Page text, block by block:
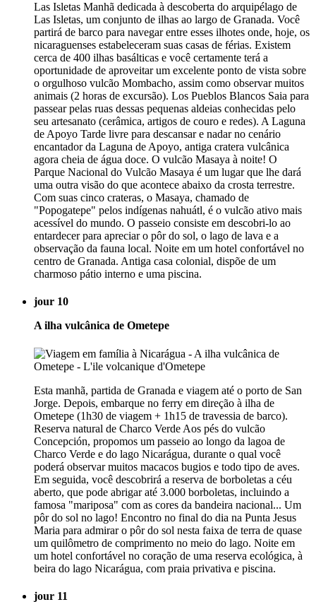
Las Isletas Manhã dedicada à descoberta do arquipélago de
Las Isletas, um conjunto de ilhas ao largo de Granada. Você
partirá de barco para navegar entre esses ilhotes onde, hoje, os
nicaraguenses estabeleceram suas casas de férias. Existem
cerca de 400 ilhas basálticas e você certamente terá a
oportunidade de aproveitar um excelente ponto de vista sobre
o orgulhoso vulcão Mombacho, assim como observar muitos
animais (2 horas de excursão). Los Pueblos Blancos Saia para
passear pelas ruas dessas pequenas aldeias conhecidas pelo
seu artesanato (cerâmica, artigos de couro e redes). A Laguna
de Apoyo Tarde livre para descansar e nadar no cenário
encantador da Laguna de Apoyo, antiga cratera vulcânica
agora cheia de água doce. O vulcão Masaya à noite! O
Parque Nacional do Vulcão Masaya é um lugar que lhe dará
uma outra visão do que acontece abaixo da crosta terrestre.
Com suas cinco crateras, o Masaya, chamado de
"Popogatepe" pelos indígenas nahuátl, é o vulcão ativo mais
acessível do mundo. O passeio consiste em descobri-lo ao
entardecer para apreciar o pôr do sol, o lago de lava e a
observação da fauna local. Noite em um hotel confortável no
centro de Granada. Antiga casa colonial, dispõe de um
charmoso pátio interno e uma piscina.
jour 10
A ilha vulcânica de Ometepe
Esta manhã, partida de Granada e viagem até o porto de San
Jorge. Depois, embarque no ferry em direção à ilha de
Ometepe (1h30 de viagem + 1h15 de travessia de barco).
Reserva natural de Charco Verde Aos pés do vulcão
Concepción, propomos um passeio ao longo da lagoa de
Charco Verde e do lago Nicarágua, durante o qual você
poderá observar muitos macacos bugios e todo tipo de aves.
Em seguida, você descobrirá a reserva de borboletas a céu
aberto, que pode abrigar até 3.000 borboletas, incluindo a
famosa "mariposa" com as cores da bandeira nacional... Um
pôr do sol no lago! Encontro no final do dia na Punta Jesus
Maria para admirar o pôr do sol nesta faixa de terra de quase
um quilômetro de comprimento no meio do lago. Noite em
um hotel confortável no coração de uma reserva ecológica, à
beira do lago Nicarágua, com praia privativa e piscina.
jour 11